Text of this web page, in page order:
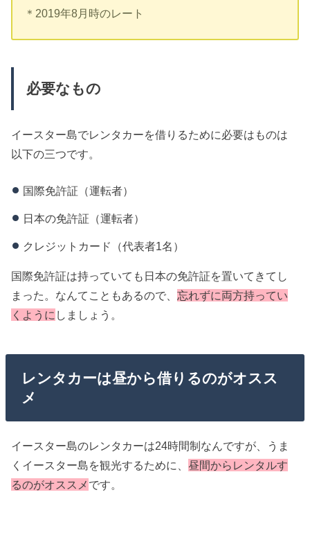
＊2019年8月時のレート
必要なもの
イースター島でレンタカーを借りるために必要はものは
以下の三つです。
国際免許証（運転者）
日本の免許証（運転者）
クレジットカード（代表者1名）
国際免許証は持っていても日本の免許証を置いてきてし
まった。なんてこともあるので、忘れずに両方持ってい
くように しましょう。
レンタカーは昼から借りるのがオスス
メ
イースター島のレンタカーは24時間制なんですが、うま
くイースター島を観光するために、昼間からレンタルす
るのがオススメ です。